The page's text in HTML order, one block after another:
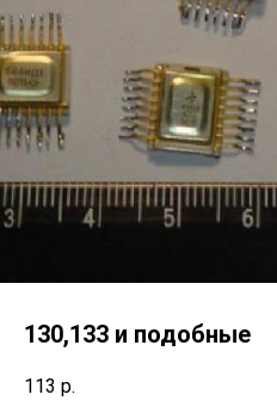
130,133 и подобные
113 р.